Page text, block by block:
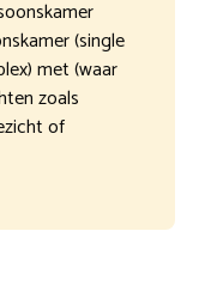
(single
met (waar
zoals
of